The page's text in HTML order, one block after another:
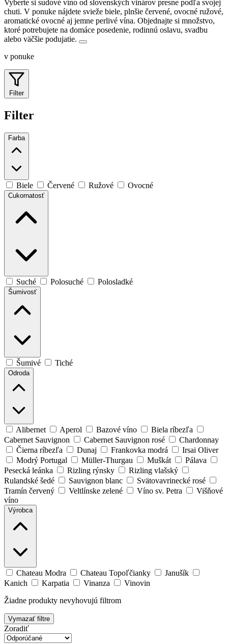
Vyberte si sudové víno od slovenských vinárov presne podľa svojej
chuti. V ponuke nájdete svieže biele, plnšie červené, ovocné ružové,
aromatické ovocné aj jemne perlivé vína. Objednajte si množstvo,
ktoré potrebujete na domáce posedenie, rodinnú oslavu, svadbu
alebo väčšie podujatie.
v ponuke
Filter
Filter
Farba
Biele Červené Ružové Ovocné
Cukornatosť
Suché Polosuché Polosladké
Šumivosť
Šumivé Tiché
Odroda
Alibernet Aperol Bazové víno
Biela ríbezľa
Cabernet Sauvignon
Cabernet Sauvignon rosé
Chardonnay
Čierna ríbezľa
Dunaj Frankovka modrá
Irsai Oliver
Modrý Portugal
Müller-Thurgau Muškát
Pálava
Pesecká leánka
Rizling rýnsky
Rizling vlašský
Rulandské šedé
Sauvignon blanc
Svätovavrinecké rosé
Tramín červený
Veltlínske zelené Víno sv. Petra
Višňové
víno
Výrobca
Chateau Modra Chateau Topoľčianky
Janušík
Kanich
Karpatia Vinanza
Vinovin
Žiadne produkty nevyhovujú filtrom
Vymazať filtre
Zoradiť